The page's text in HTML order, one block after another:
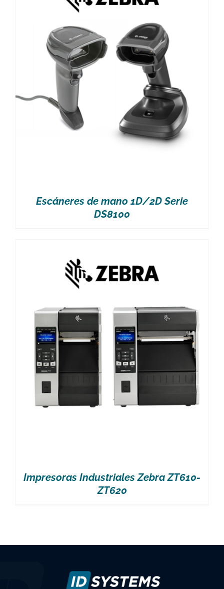
Escáneres de mano 1D/2D Serie
DS8100
Impresoras Industriales Zebra ZT610-
ZT620